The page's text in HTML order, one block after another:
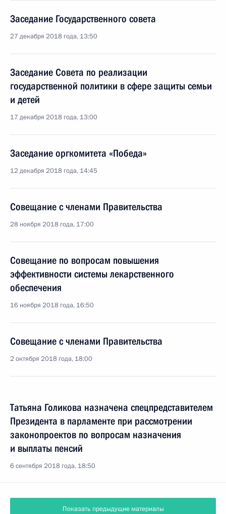
Заседание Государственного совета
27 декабря 2018 года, 13:50
Заседание Совета по реализации
государственной политики в сфере защиты семьи
и детей
17 декабря 2018 года, 13:00
Заседание оргкомитета «Победа»
12 декабря 2018 года, 14:45
Совещание с членами Правительства
28 ноября 2018 года, 17:00
Совещание по вопросам повышения
эффективности системы лекарственного
обеспечения
16 ноября 2018 года, 16:50
Совещание с членами Правительства
2 октября 2018 года, 18:00
Татьяна Голикова назначена спецпредставителем
Президента в парламенте при рассмотрении
законопроектов по вопросам назначения
и выплаты пенсий
6 сентября 2018 года, 18:50
Показать предыдущие материалы